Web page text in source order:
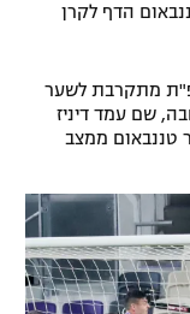
הדף לקרן
מתקרבת לשער
שם עמד דיניז
טננבאום ממצב